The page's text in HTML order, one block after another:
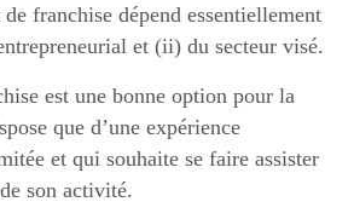
franchise dépend essentiellement
et (ii) du secteur visé.
est une bonne option pour la
que d’une expérience
et qui souhaite se faire assister
son activité.